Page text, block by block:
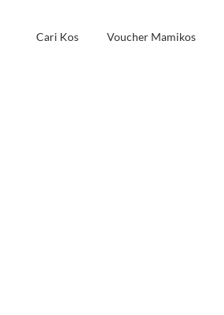
Cari Kos Voucher Mamikos